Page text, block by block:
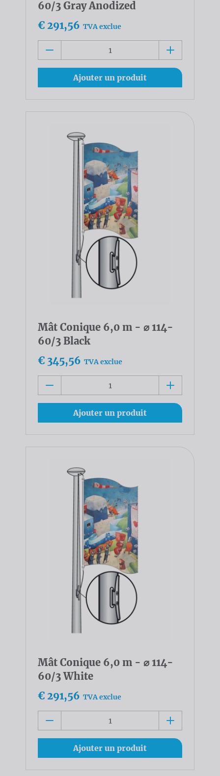
60/3 Gray Anodized
€ 291,56 TVA exclue
Ajouter un produit
Mât Conique 6,0 m - ⌀ 114-
60/3 Black
€ 345,56 TVA exclue
Ajouter un produit
Mât Conique 6,0 m - ⌀ 114-
60/3 White
€ 291,56 TVA exclue
Ajouter un produit